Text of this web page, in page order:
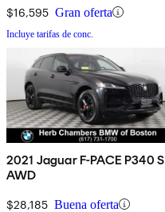
$16,595 Gran oferta
Incluye tarifas de conc.
2021 Jaguar F-PACE P340 S
AWD
$28,185 Buena oferta